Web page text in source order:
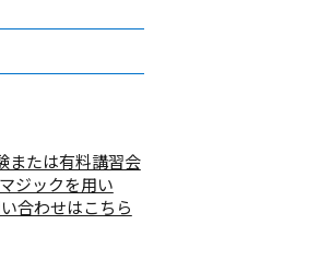
または有料講習会
ジックを用い
合わせはこちら